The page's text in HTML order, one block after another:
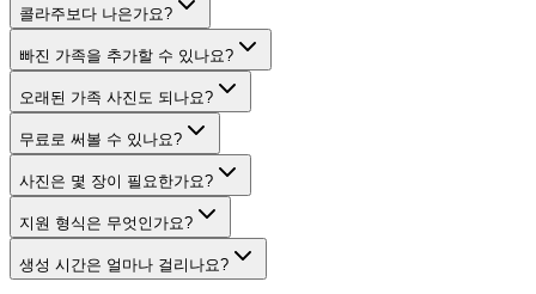
콜라주보다 나은가요?
빠진 가족을 추가할 수 있나요?
오래된 가족 사진도 되나요?
무료로 써볼 수 있나요?
사진은 몇 장이 필요한가요?
지원 형식은 무엇인가요?
생성 시간은 얼마나 걸리나요?